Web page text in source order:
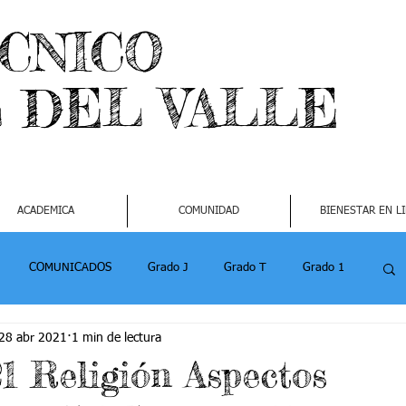
DEL VALLE
ACADEMICA COMUNIDAD BIENESTAR EN
COMUNICADOS Grado J Grado T Grado 1
Grado 4-2 Grado 5 -1
Religión Aspectos
abr 2021 1 min de lectura